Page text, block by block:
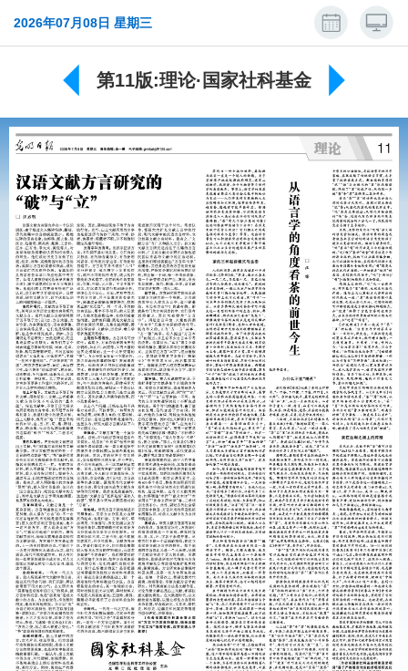
2026年07月08日 星期三
第11版:理论·国家社科基金